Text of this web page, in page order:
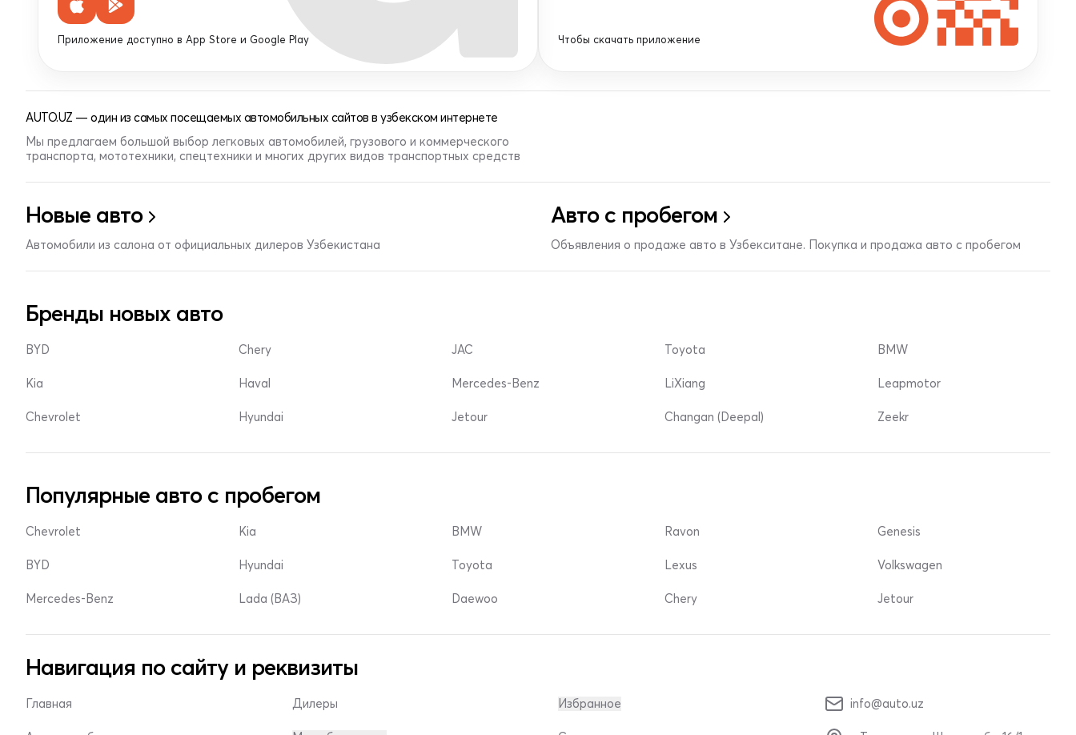
Приложение доступно в App Store и Google Play Чтобы скачать приложение
AUTO.UZ — один из самых посещаемых автомобильных сайтов в узбекском интернете
Мы предлагаем большой выбор легковых автомобилей, грузового и коммерческого
транспорта, мототехники, спецтехники и многих других видов транспортных средств
Новые авто
Автомобили из салона от официальных дилеров Узбекистана
Авто с пробегом
Объявления о продаже авто в Узбекситане. Покупка и продажа авто с пробегом
Бренды новых авто
BYD
Kia
Chevrolet
Chery
Haval
Hyundai
JAC
Mercedes-Benz
Jetour
Toyota
LiXiang
Changan (Deepal)
BMW
Leapmotor
Zeekr
Популярные авто с пробегом
Chevrolet
BYD
Mercedes-Benz
Kia
Hyundai
Lada (ВАЗ)
BMW
Toyota
Daewoo
Ravon
Lexus
Chery
Genesis
Volkswagen
Jetour
Навигация по сайту и реквизиты
Главная Дилеры Избранное info@auto.uz